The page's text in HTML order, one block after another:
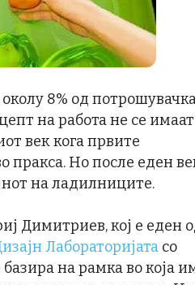
8% од
на работа не се имаат
век кога првите
пракса. Но после еден
на ладилниците.
Димитриев, кој е еден
Лабораторијата со
на рамка во која